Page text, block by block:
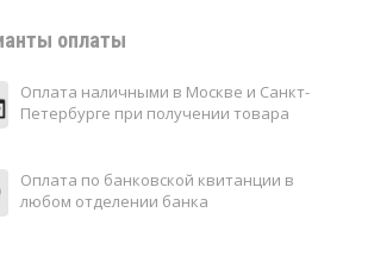
оплаты
Оплата наличными в Москве и Санкт-
Петербурге при получении товара
Оплата по банковской квитанции в
любом отделении банка